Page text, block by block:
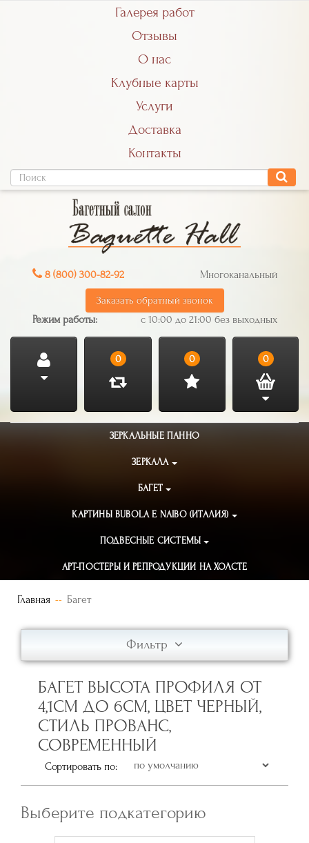
Галерея работ
Отзывы
О нас
Клубные карты
Услуги
Доставка
Контакты
8 (800) 300-82-92 Многоканальный
Заказать обратный звонок
Режим работы: с 10:00 до 21:00 без выходных
0 0 0
ЗЕРКАЛЬНЫЕ ПАННО
ЗЕРКАЛА
БАГЕТ
КАРТИНЫ BUBOLA E NAIBO (ИТАЛИЯ)
ПОДВЕСНЫЕ СИСТЕМЫ
АРТ-ПОСТЕРЫ И РЕПРОДУКЦИИ НА ХОЛСТЕ
Главная Багет
Фильтр
БАГЕТ ВЫСОТА ПРОФИЛЯ ОТ
4,1СМ ДО 6СМ, ЦВЕТ ЧЕРНЫЙ,
СТИЛЬ ПРОВАНС,
СОВРЕМЕННЫЙ
Сортировать по:
Выберите подкатегорию